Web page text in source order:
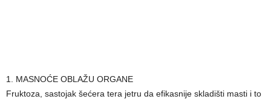
1. MASNOĆE OBLAŽU ORGANE
Fruktoza, sastojak šećera tera jetru da efikasnije skladišti masti i to